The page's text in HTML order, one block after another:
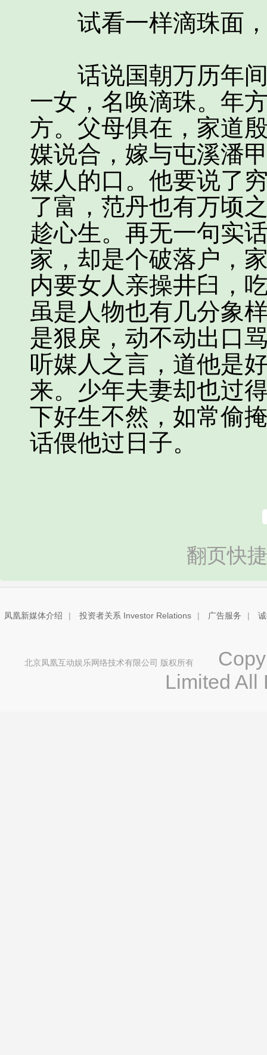
试看一样滴珠面，
话说国朝万历年间
一女，名唤滴珠。年
方。父母俱在，家道
媒说合，嫁与屯溪潘
媒人的口。他要说了
了富，范丹也有万顷
趁心生。再无一句实
家，却是个破落户，
内要女人亲操井臼，
虽是人物也有几分象
是狠戾，动不动出口
听媒人之言，道他是
来。少年夫妻却也过
下好生不然，如常偷
话偎他过日子。
翻页快
凤凰新媒体介绍 | 投资者关系 Investor Relations | 广告服务 |
北京凤凰互动娱乐网络技术有限公司 版权所有
Limited All